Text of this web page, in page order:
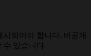
되어야 합니다. 비공개
수 있습니다.